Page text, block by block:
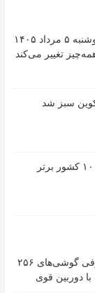
قیمت تتر، بیت‌کوین و اتریوم امروز دوشنبه ۵ مرداد ۱۴۰۵
تغییر می‌کند
سبز شد
رقابت پنهان دولت‌ها بر سر بیت‌کوین/ ۱۰ کشور برتر
معرفی گوشی‌های ۲۵۶
دوربین قوی